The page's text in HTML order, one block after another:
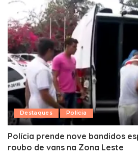
Destaques Polícia
Polícia prende nove bandidos
roubo de vans na Zona Leste